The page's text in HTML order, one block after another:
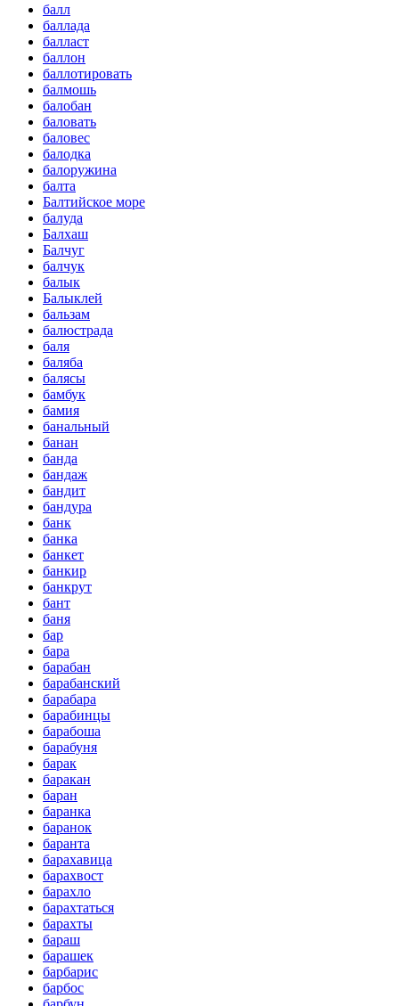
балл
баллада
балласт
баллон
баллотировать
балмошь
балобан
баловать
баловес
балодка
балоружина
балта
Балтийское море
балуда
Балхаш
Балчуг
балчук
балык
Балыклей
бальзам
балюстрада
баля
баляба
балясы
бамбук
бамия
банальный
банан
банда
бандаж
бандит
бандура
банк
банка
банкет
банкир
банкрут
бант
баня
бар
бара
барабан
барабанский
барабара
барабинцы
барабоша
барабуня
барак
баракан
баран
баранка
баранок
баранта
барахавица
барахвост
барахло
барахтаться
барахты
бараш
барашек
барбарис
барбос